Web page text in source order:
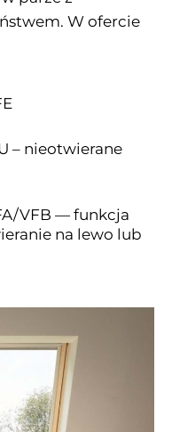
W ofercie
– nieotwierane
VFB — funkcja
na lewo lub